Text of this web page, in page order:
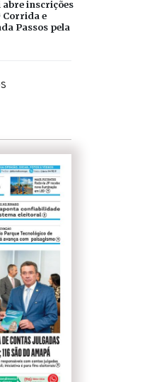
inscrições
Corrida e
Passos pela